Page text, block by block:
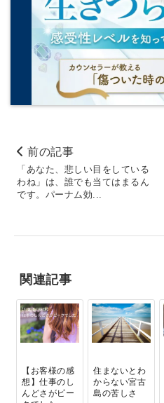
前の記事
「あなた、悲しい目をしている
わね」は、誰でも当てはまるん
です。パーナム効...
関連記事
【お客様の感
想】仕事のし
んどさがピー
住まないとわ
からない宮古
島の苦しさ